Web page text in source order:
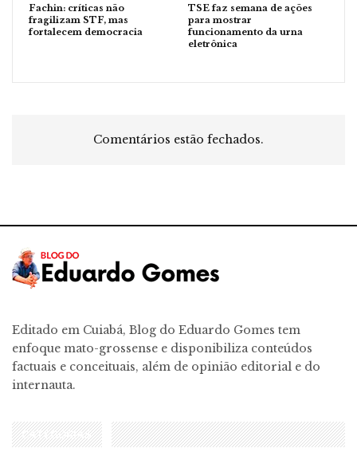
Fachin: críticas não
fragilizam STF, mas
fortalecem democracia
TSE faz semana de ações
para mostrar
funcionamento da urna
eletrônica
Comentários estão fechados.
Editado em Cuiabá, Blog do Eduardo Gomes tem
enfoque mato-grossense e disponibiliza conteúdos
factuais e conceituais, além de opinião editorial e do
internauta.
CATEGORIAS